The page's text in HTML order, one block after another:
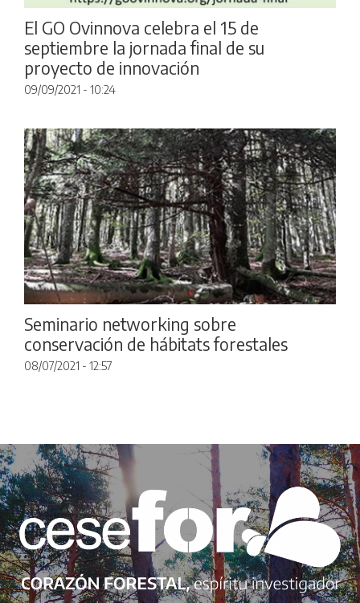
El GO Ovinnova celebra el 15 de
septiembre la jornada final de su
proyecto de innovación
09/09/2021 - 10:24
Seminario networking sobre
conservación de hábitats forestales
08/07/2021 - 12:57